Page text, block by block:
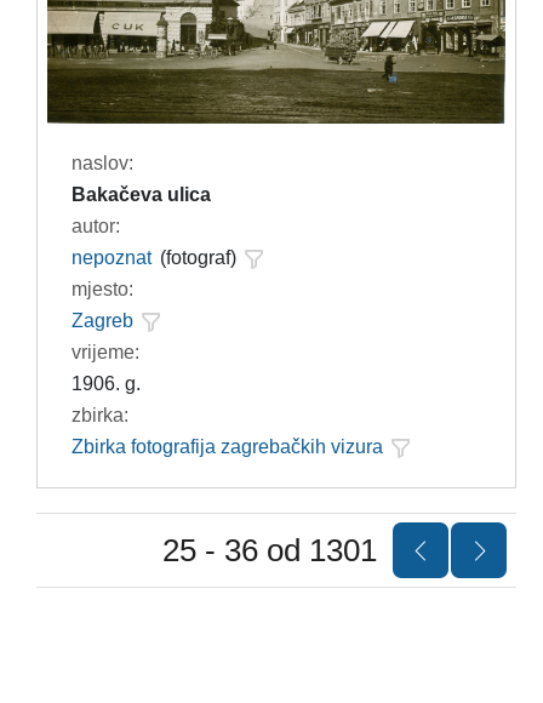
naslov:
Bakačeva ulica
autor:
nepoznat (fotograf)
mjesto:
Zagreb
vrijeme:
1906. g.
zbirka:
Zbirka fotografija zagrebačkih vizura
25 - 36 od 1301